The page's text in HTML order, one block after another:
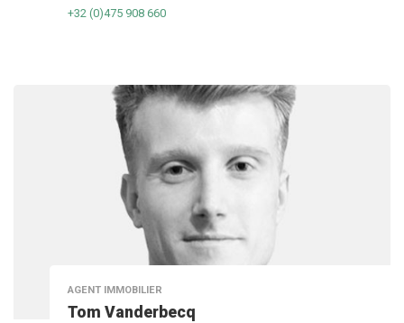
+32 (0)475 908 660
AGENT IMMOBILIER
Tom Vanderbecq